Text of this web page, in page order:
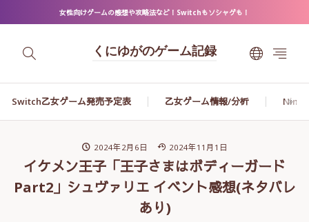
女性向けゲームの感想や攻略法など！Switchもソシャゲも！
くにゆがのゲーム記録
Switch乙女ゲーム発売予定表 乙女ゲーム情報/分析
2024年2月6日 2024年11月1日
イケメン王子「王子さまはボディーガード
Part2」シュヴァリエ イベント感想(ネタバレ
あり)